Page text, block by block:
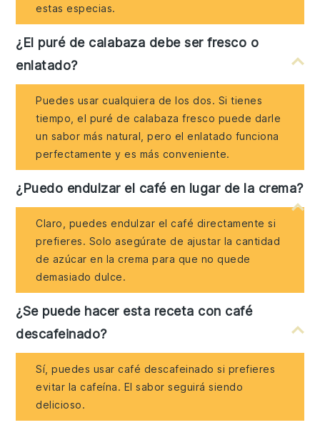
estas especias.
¿El puré de calabaza debe ser fresco o
enlatado?
Puedes usar cualquiera de los dos. Si tienes
tiempo, el puré de calabaza fresco puede darle
un sabor más natural, pero el enlatado funciona
perfectamente y es más conveniente.
¿Puedo endulzar el café en lugar de la crema?
Claro, puedes endulzar el café directamente si
prefieres. Solo asegúrate de ajustar la cantidad
de azúcar en la crema para que no quede
demasiado dulce.
¿Se puede hacer esta receta con café
descafeinado?
Sí, puedes usar café descafeinado si prefieres
evitar la cafeína. El sabor seguirá siendo
delicioso.